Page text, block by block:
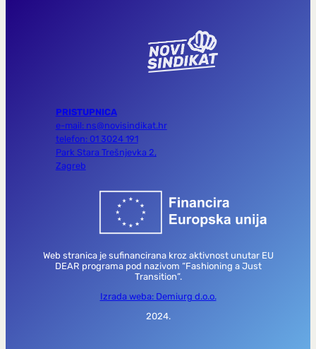
PRISTUPNICA
e-mail: ns@novisindikat.hr
telefon: 01 3024 191
Park Stara Trešnjevka 2,
Zagreb
Web stranica je sufinancirana kroz aktivnost unutar EU
DEAR programa pod nazivom “Fashioning a Just
Transition”.
Izrada weba: Demiurg d.o.o.
2024.